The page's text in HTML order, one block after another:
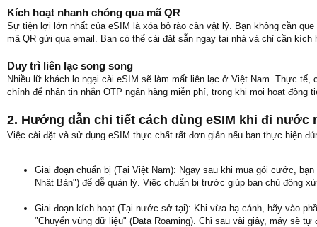
Kích hoạt nhanh chóng qua mã QR
Sự tiện lợi lớn nhất của eSIM là xóa bỏ rào cản vật lý. Bạn không cần
mã QR gửi qua email. Bạn có thể cài đặt sẵn ngay tại nhà và chỉ cần
Duy trì liên lạc song song
Nhiều lữ khách lo ngại cài eSIM sẽ làm mất liên lạc ở Việt Nam. Thực
chính để nhận tin nhắn OTP ngân hàng miễn phí, trong khi mọi hoạt
2. Hướng dẫn chi tiết cách dùng eSIM khi đi nước
Việc cài đặt và sử dụng eSIM thực chất rất đơn giản nếu bạn thực hiện
Giai đoạn chuẩn bị (Tại Việt Nam): Ngay sau khi mua gói cước,
Nhật Bản") để dễ quản lý. Việc chuẩn bị trước giúp bạn chủ động
Giai đoạn kích hoạt (Tại nước sở tại): Khi vừa hạ cánh, hãy vào
"Chuyển vùng dữ liệu" (Data Roaming). Chỉ sau vài giây, máy sẽ